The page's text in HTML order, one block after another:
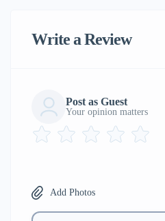
Write a Review
Post as Guest
Your opinion matters
Add Photos